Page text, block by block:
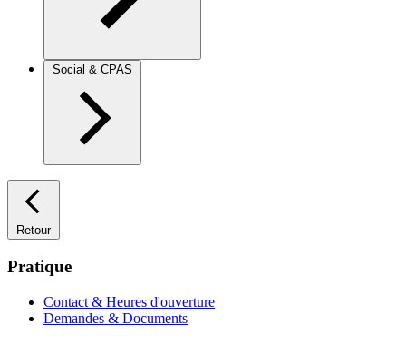
Social & CPAS
Retour
Pratique
Contact & Heures d'ouverture
Demandes & Documents